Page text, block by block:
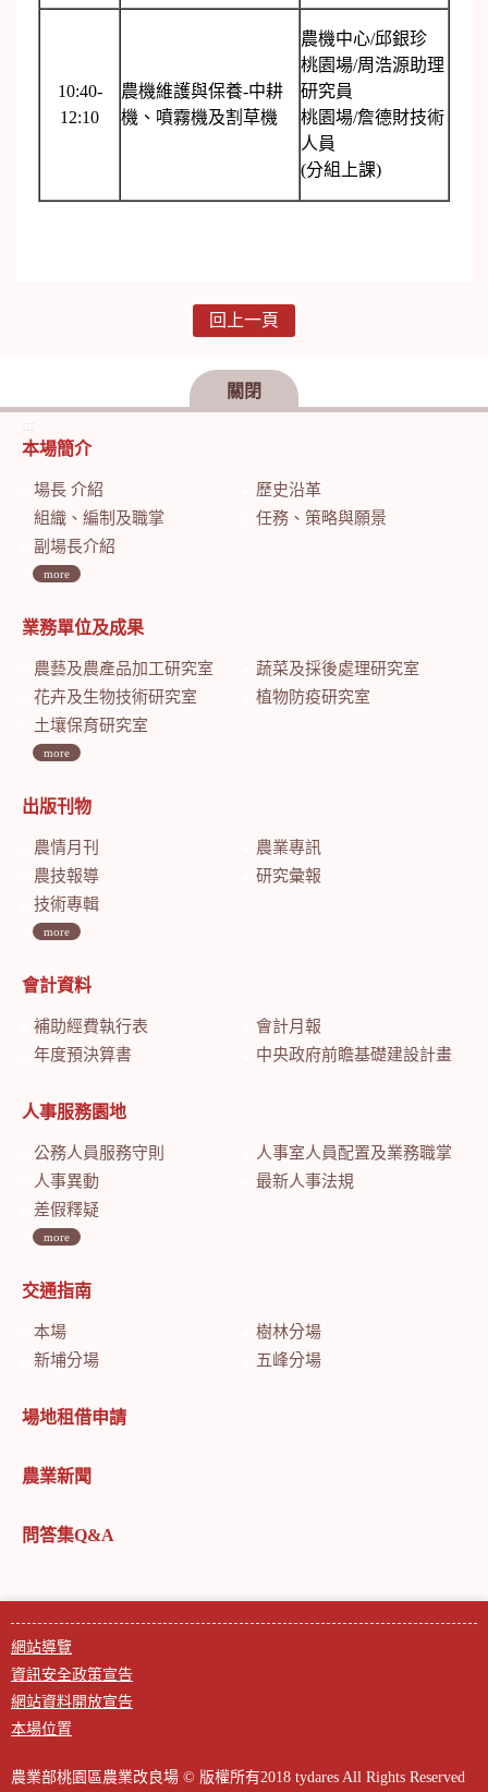
10:40-
12:10
農機維護與保養-中耕
機、噴霧機及割草機
農機中心/邱銀珍
桃園場/周浩源助理
研究員
桃園場/詹德財技術
人員
(分組上課)
回上一頁
關閉
:::
本場簡介
場長 介紹
歷史沿革
組織、編制及職掌
任務、策略與願景
副場長介紹
more
業務單位及成果
農藝及農產品加工研究室
蔬菜及採後處理研究室
花卉及生物技術研究室
植物防疫研究室
土壤保育研究室
more
出版刊物
農情月刊
農業專訊
農技報導
研究彙報
技術專輯
more
會計資料
補助經費執行表
會計月報
年度預決算書
中央政府前瞻基礎建設計畫特別預算會計月報
人事服務園地
公務人員服務守則
人事室人員配置及業務職掌
人事異動
最新人事法規
差假釋疑
more
交通指南
本場
樹林分場
新埔分場
五峰分場
場地租借申請
農業新聞
問答集Q&A
網站導覽
資訊安全政策宣告
網站資料開放宣告
本場位置
農業部桃園區農業改良場 © 版權所有2018 tydares All Rights Reserved